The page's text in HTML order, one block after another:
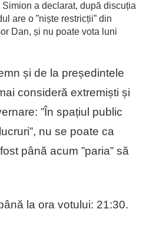
a declarat, după discuția
are o ”niște restricții” din
Dan, și nu poate vota luni
și de la președintele
consideră extremiști și
”În spațiul public
nu se poate ca
până acum ”paria” să
la ora votului: 21:30.